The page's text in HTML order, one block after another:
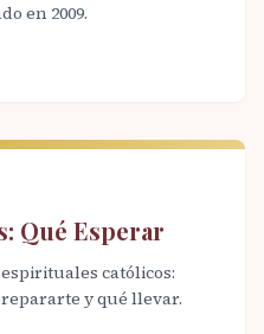
en 2009.
Qué Esperar
católicos:
y qué llevar.